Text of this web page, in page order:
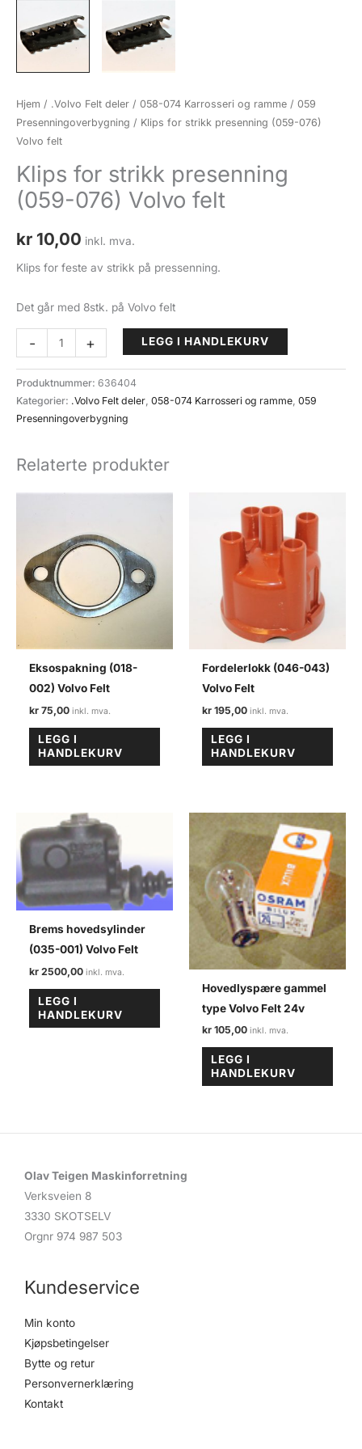
Hjem / .Volvo Felt deler / 058-074 Karrosseri og ramme / 059
Presenningoverbygning / Klips for strikk presenning (059-076)
Volvo felt
Klips for strikk presenning
(059-076) Volvo felt
kr 10,00 inkl. mva.
Klips for feste av strikk på pressenning.
Det går med 8stk. på Volvo felt
-
for
strikk
presenning
(059-
Volvo
+ LEGG I HANDLEKURV
Produktnummer: 636404
Kategorier: .Volvo Felt deler, 058-074 Karrosseri og ramme, 059
Presenningoverbygning
Relaterte produkter
Eksospakning (018-
002) Volvo Felt
kr 75,00
LEGG I
HANDLEKURV
Fordelerlokk (046-043)
Volvo Felt
kr 195,00
LEGG I
HANDLEKURV
Brems hovedsylinder
(035-001) Volvo Felt
kr 2500,00
LEGG I
HANDLEKURV
Hovedlyspære gammel
type Volvo Felt 24v
kr 105,00
LEGG I
HANDLEKURV
Olav Teigen Maskinforretning
Verksveien 8
3330 SKOTSELV
Orgnr 974 987 503
Kundeservice
Min konto
Kjøpsbetingelser
Bytte og retur
Personvernerklæring
Kontakt